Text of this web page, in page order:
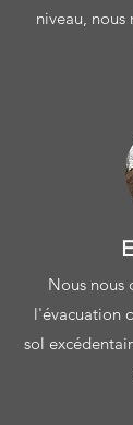
niveau,
Nous nous
l'évacuation
sol